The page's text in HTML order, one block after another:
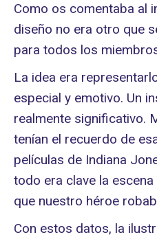
Como os comentaba al
diseño no era otro que
para todos los
La idea era
especial y emotivo. Un
realmente significativo.
tenían el recuerdo de
películas de Indiana
todo era clave la
que nuestro héroe
Con estos datos, la